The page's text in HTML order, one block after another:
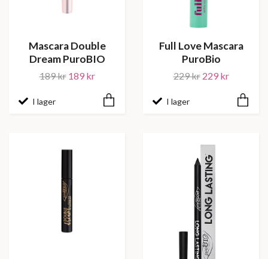
Mascara Double
Dream PuroBIO
189 kr 189 kr
I lager
Full Love Mascara
PuroBio
229 kr 229 kr
I lager